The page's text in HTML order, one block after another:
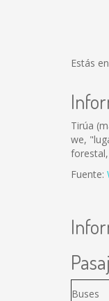
Estás
Tirúa
we,
Fuente:
Buses